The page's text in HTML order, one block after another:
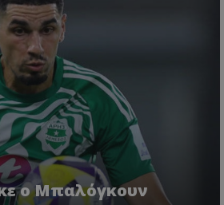
ο Μπαλόγκουν